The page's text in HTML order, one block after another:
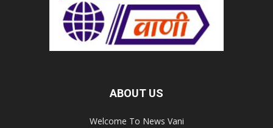
ABOUT US
Welcome To News Vani